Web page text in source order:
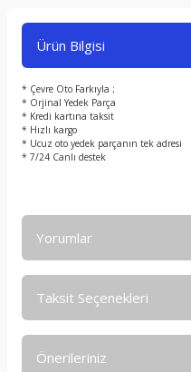
Ürün Bilgisi
* Çevre Oto Farkıyla ;
* Orjinal Yedek Parça
* Kredi kartına taksit
* Hızlı kargo
* Ucuz oto yedek parçanın tek adresi
* 7/24 Canlı destek
Yorumlar
Taksit Seçenekleri
Önerileriniz